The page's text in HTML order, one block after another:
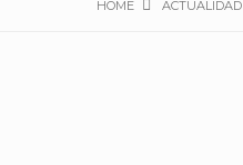
HOME ACTUALIDAD